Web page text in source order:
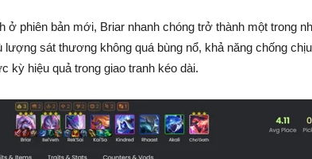
ở phiên bản mới, Briar nhanh chóng trở thành một trong
lượng sát thương không quá bùng nổ, khả năng chống
kỳ hiệu quả trong giao tranh kéo dài.